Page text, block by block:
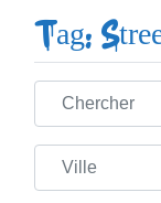
Tag:
Chercher
Ville